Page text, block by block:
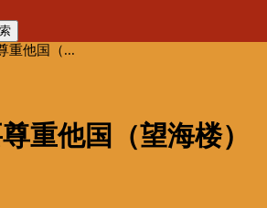
重他国（...
重他国（望海楼）